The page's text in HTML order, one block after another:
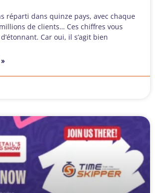
réparti dans quinze pays, avec chaque
de clients… Ces chiffres vous
Car oui, il s’agit bien